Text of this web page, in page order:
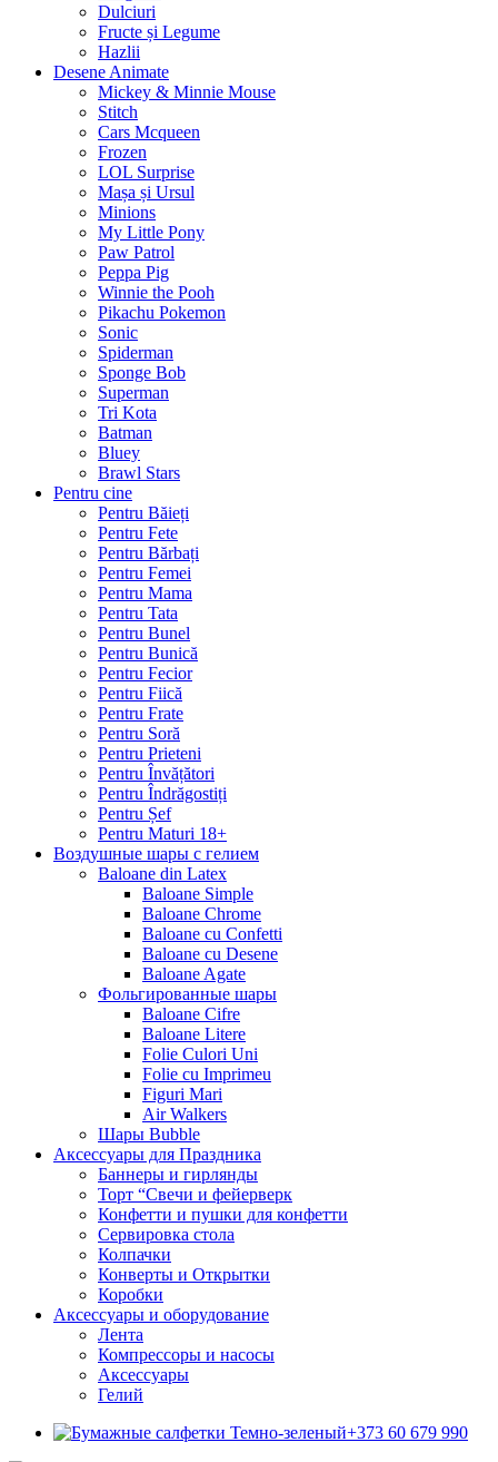
Dulciuri
Fructe și Legume
Hazlii
Desene Animate
Mickey & Minnie Mouse
Stitch
Cars Mcqueen
Frozen
LOL Surprise
Mașa și Ursul
Minions
My Little Pony
Paw Patrol
Peppa Pig
Winnie the Pooh
Pikachu Pokemon
Sonic
Spiderman
Sponge Bob
Superman
Tri Kota
Batman
Bluey
Brawl Stars
Pentru cine
Pentru Băieți
Pentru Fete
Pentru Bărbați
Pentru Femei
Pentru Mama
Pentru Tata
Pentru Bunel
Pentru Bunică
Pentru Fecior
Pentru Fiică
Pentru Frate
Pentru Soră
Pentru Prieteni
Pentru Învățători
Pentru Îndrăgostiți
Pentru Șef
Pentru Maturi 18+
Воздушные шары с гелием
Baloane din Latex
Baloane Simple
Baloane Chrome
Baloane cu Confetti
Baloane cu Desene
Baloane Agate
Фольгированные шары
Baloane Cifre
Baloane Litere
Folie Culori Uni
Folie cu Imprimeu
Figuri Mari
Air Walkers
Шары Bubble
Аксессуары для Праздника
Баннеры и гирлянды
Торт “Свечи и фейерверк
Конфетти и пушки для конфетти
Сервировка стола
Колпачки
Конверты и Открытки
Коробки
Аксессуары и оборудование
Лента
Компрессоры и насосы
Аксессуары
Гелий
+373 60 679 990